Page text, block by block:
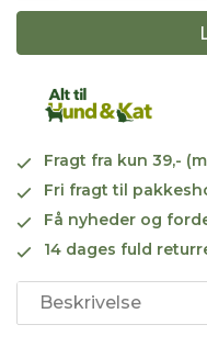
Fragt fra kun 39,-
Fri fragt til
Få nyheder og
14 dages fuld
Beskrivelse